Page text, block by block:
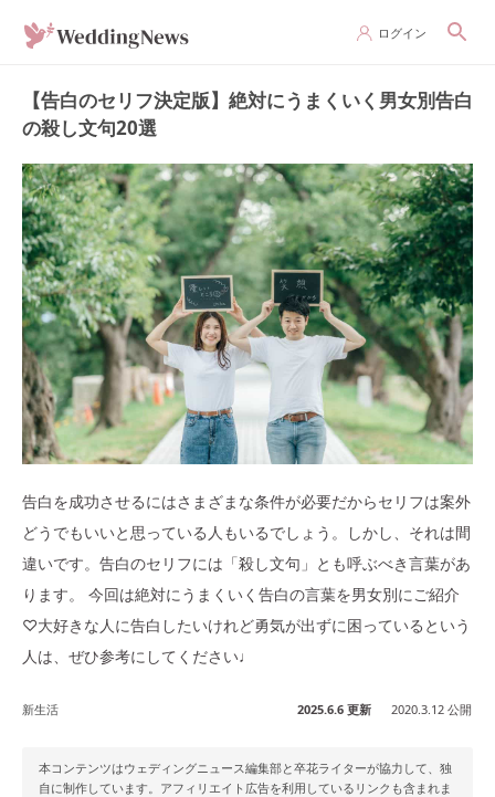
ログイン
【告白のセリフ決定版】絶対にうまくいく男女別告白
の殺し文句20選
告白を成功させるにはさまざまな条件が必要だからセリフは案外
どうでもいいと思っている人もいるでしょう。しかし、それは間
違いです。告白のセリフには「殺し文句」とも呼ぶべき言葉があ
ります。 今回は絶対にうまくいく告白の言葉を男女別にご紹介
♡大好きな人に告白したいけれど勇気が出ずに困っているという
人は、ぜひ参考にしてください♩
新生活 2025.6.6 更新 2020.3.12 公開
本コンテンツはウェディングニュース編集部と卒花ライターが協力して、独
自に制作しています。アフィリエイト広告を利用しているリンクも含まれま